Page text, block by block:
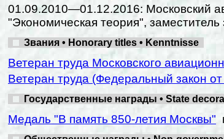
01.09.2010—01.12.2016: Московский
"Экономическая теория",
Звания • Honorary titles • Kenntnisse
Ветеран труда Московского
Ветеран труда (Федеральный закон
Государственные награды • State
Медаль "В память 850-летия Москвы"